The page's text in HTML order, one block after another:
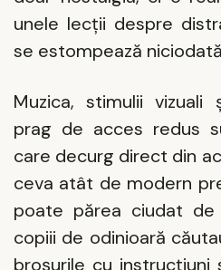
unele lecții despre
se estompează
Muzica, stimulii vizuali
prag de acces redus
care decurg direct din
ceva atât de modern
poate părea ciudat
copiii de odinioară
broșurile cu instrucțiuni